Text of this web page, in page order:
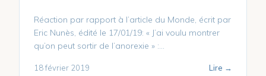
Réaction par rapport à l’article du Monde, écrit par
Eric Nunès, édité le 17/01/19: « J’ai voulu montrer
qu’on peut sortir de l’anorexie » :…
18 février 2019 Lire →